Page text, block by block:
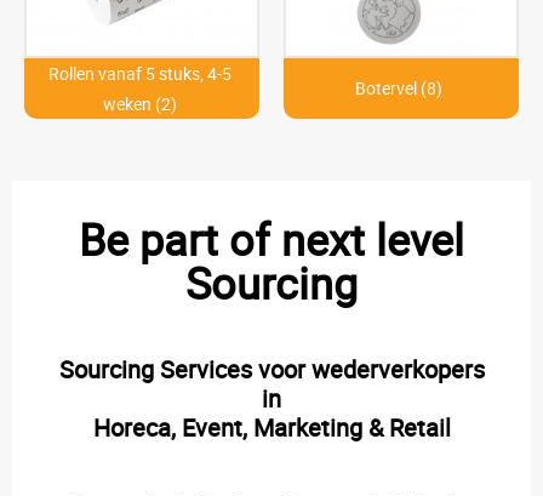
Rollen vanaf 5 stuks, 4-5
weken (2)
Botervel (8)
Be part of next level
Sourcing
Sourcing Services voor wederverkopers
in
Horeca, Event, Marketing & Retail